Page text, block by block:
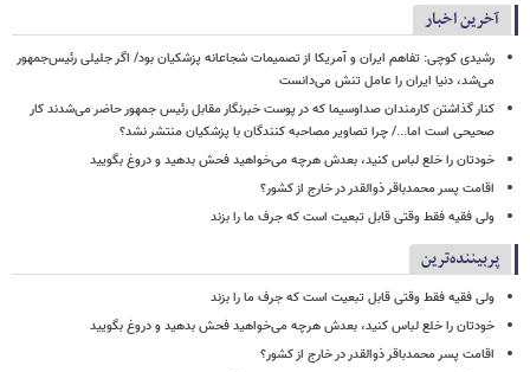
آخرین اخبار
رشیدی کوچی: تفاهم ایران و آمریکا از تصمیمات شجاعانه پزشکیان بود/ اگر جلیلی رئیس‌جمهور
می‌شد، دنیا ایران را عامل تنش می‌دانست
کنار گذاشتن کارمندان صداوسیما که در پوست خبرنگار مقابل رئیس جمهور حاضر می‌شدند کار
صحیحی است اما.../ چرا تصاویر مصاحبه کنندگان با پزشکیان منتشر نشد؟
خودتان را خلع لباس کنید، بعدش هرچه می‌خواهید فحش بدهید و دروغ بگویید
اقامت پسر محمدباقر ذوالقدر در خارج از کشور؟
ولی فقیه فقط وقتی قابل تبعیت است که جرف ما را بزند
پربیننده‌ترین
ولی فقیه فقط وقتی قابل تبعیت است که جرف ما را بزند
خودتان را خلع لباس کنید، بعدش هرچه می‌خواهید فحش بدهید و دروغ بگویید
اقامت پسر محمدباقر ذوالقدر در خارج از کشور؟